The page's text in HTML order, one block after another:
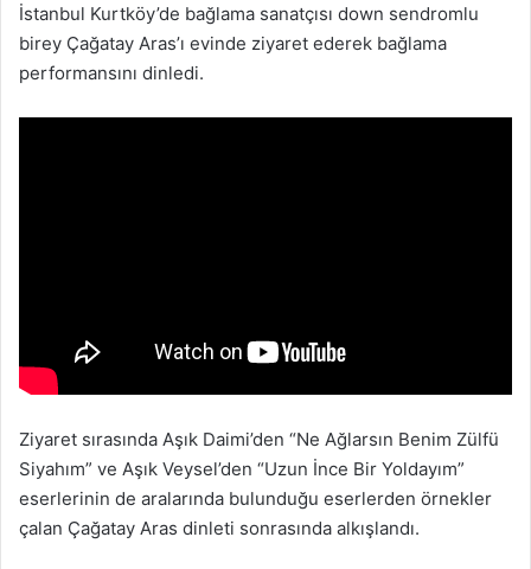
İstanbul Kurtköy’de bağlama sanatçısı down sendromlu
birey Çağatay Aras’ı evinde ziyaret ederek bağlama
performansını dinledi.
Ziyaret sırasında Aşık Daimi’den “Ne Ağlarsın Benim Zülfü
Siyahım” ve Aşık Veysel’den “Uzun İnce Bir Yoldayım”
eserlerinin de aralarında bulunduğu eserlerden örnekler
çalan Çağatay Aras dinleti sonrasında alkışlandı.